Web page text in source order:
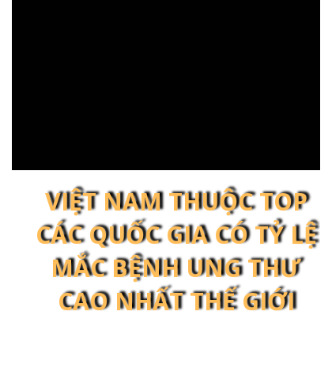
VIỆT NAM THUỘC TOP
CÁC QUỐC GIA CÓ TỶ LỆ
MẮC BỆNH UNG THƯ
CAO NHẤT THẾ GIỚI